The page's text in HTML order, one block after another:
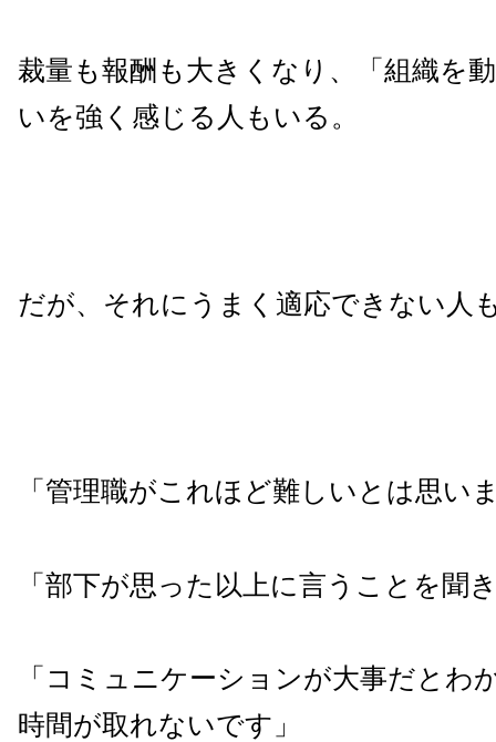
裁量も報酬も大きくなり、「組織を
いを強く感じる人もいる。
だが、それにうまく適応できない人
「管理職がこれほど難しいとは思い
「部下が思った以上に言うことを聞
「コミュニケーションが大事だとわ
時間が取れないです」